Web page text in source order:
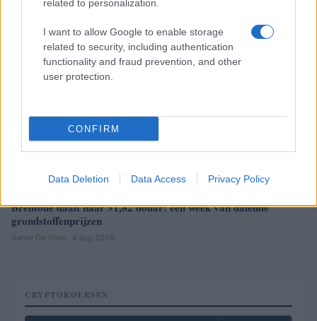
related to personalization.
I want to allow Google to enable storage
related to security, including authentication
functionality and fraud prevention, and other
user protection.
CONFIRM
Data Deletion Data Access Privacy Policy
Brentolie daalt naar 91,82 dollar: een week van dalende
grondstoffenprijzen
Sanne De Vries · 4 aug 2026
CRYPTOKOERSEN